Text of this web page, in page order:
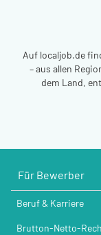
Auf localjob.de
– aus allen
dem Land,
Für Bewerber
Beruf & Karriere
Brutton-Netto-